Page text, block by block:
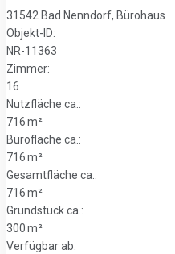
31542 Bad Nenndorf, Bürohaus
Objekt-ID:
NR-11363
Zimmer:
16
Nutzfläche ca.:
716 m²
Bürofläche ca.:
716 m²
Gesamtfläche ca.:
716 m²
Grund­stück ca.:
300 m²
Verfügbar ab: